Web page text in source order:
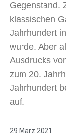
Gegenstand.
klassischen
Jahrhundert
wurde. Aber
Ausdrucks
zum 20.
Jahrhundert
auf.
29 März 2021